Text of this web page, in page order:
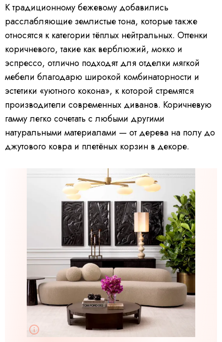
К традиционному бежевому добавились
расслабляющие землистые тона, которые также
относятся к категории тёплых нейтральных. Оттенки
коричневого, такие как верблюжий, мокко и
эспрессо, отлично подходят для отделки мягкой
мебели благодарю широкой комбинаторности и
эстетики «уютного кокона», к которой стремятся
производители современных диванов. Коричневую
гамму легко сочетать с любыми другими
натуральными материалами — от дерева на полу до
джутового ковра и плетёных корзин в декоре.